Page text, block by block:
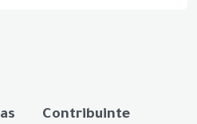
Contribuinte